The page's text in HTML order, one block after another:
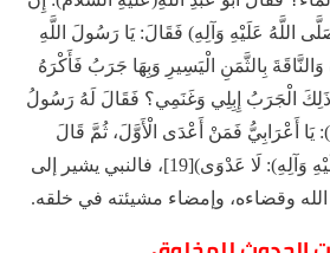
اللَّهُ عَلَيْهِ وَآلِهِ) فَقَالَ: يَا رَسُولَ اللَّهِ
بِالثَّمَنِ الْيَسِيرِ وَبِهَا جَرَبُ فَأَكْرَهُ
الْجَرَبُ إِبِلِي وَغَنَمِي؟ فَقَالَ لَهُ رَسُولُ
يَا أَعْرَابِيُّ فَمَنْ أَعْدَى الْأَوَّلَ، ثُمَّ قَالَ
رَسُولُ اللَّهِ (صَلَّى اللَّهُ عَلَيْهِ وَآلِهِ): لَا عَدْوَى)[19]، فالنبي يشير إلى
الله وقضاءه، وإمضاء مشيئته في خلقه.